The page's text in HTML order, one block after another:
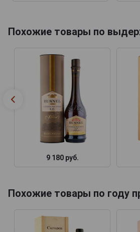
Похожие товары по
9 180 руб.
Похожие товары по году